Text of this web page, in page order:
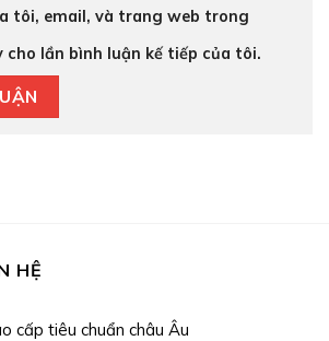
tôi, email, và trang web trong
lần bình luận kế tiếp của tôi.
HỆ
cấp tiêu chuẩn châu Âu